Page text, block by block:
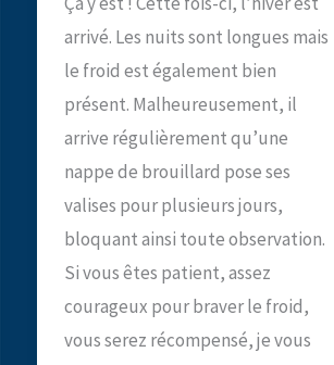
arrivé. Les nuits sont longues mais
le froid est également bien
présent. Malheureusement, il
arrive régulièrement qu’une
nappe de brouillard pose ses
valises pour plusieurs jours,
bloquant ainsi toute observation.
Si vous êtes patient, assez
courageux pour braver le froid,
vous serez récompensé, je vous